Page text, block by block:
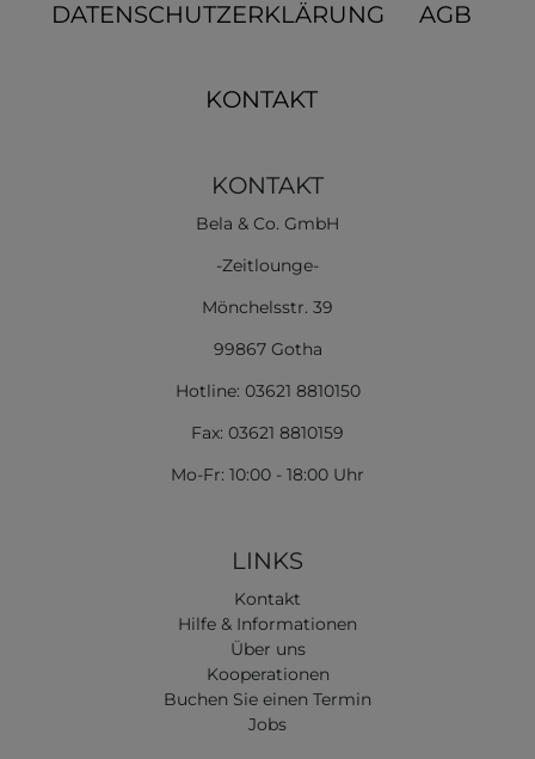
DATENSCHUTZERKLÄRUNG AGB
KONTAKT
KONTAKT
Bela & Co. GmbH
-Zeitlounge-
Mönchelsstr. 39
99867 Gotha
Hotline: 03621 8810150
Fax: 03621 8810159
Mo-Fr: 10:00 - 18:00 Uhr
LINKS
Kontakt
Hilfe & Informationen
Über uns
Kooperationen
Buchen Sie einen Termin
Jobs